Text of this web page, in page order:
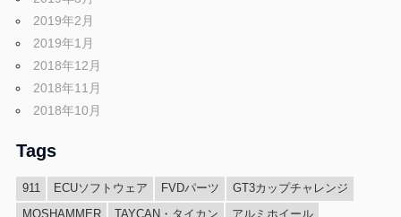
2019年2月
2019年1月
2018年12月
2018年11月
2018年10月
Tags
911 ECUソフトウェア FVDパーツ
GT3カップチャレンジ
MOSHAMMER
TAYCAN・タイカン アルミホイール